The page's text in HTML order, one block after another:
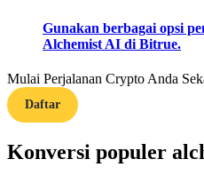
Menghasilkan
Gunakan berbagai opsi
Alchemist AI di Bitrue.
Mulai Perjalanan Crypto Anda
Daftar
Konversi populer